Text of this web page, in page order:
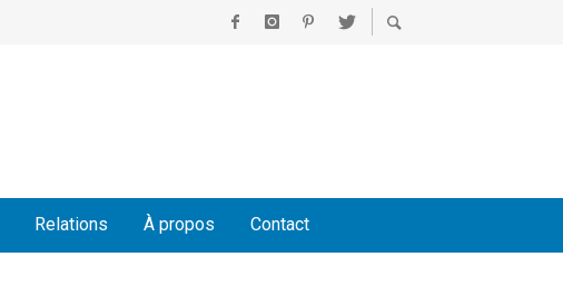
Relations À propos Contact